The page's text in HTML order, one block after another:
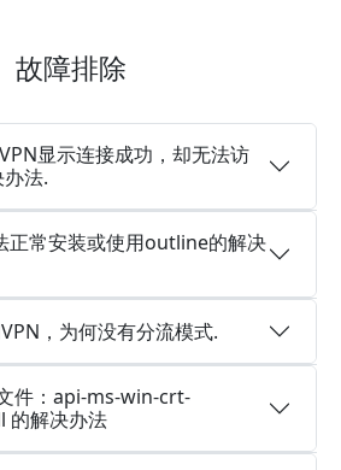
故障排除
显示连接成功，却无法访
法.
常安装或使用outline的解决
，为何没有分流模式.
件：api-ms-win-crt-
的解决办法